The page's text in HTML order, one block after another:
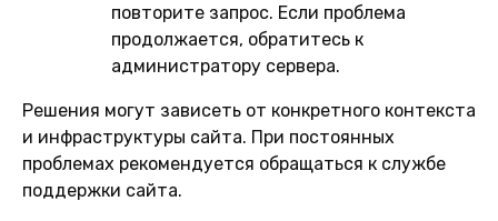
повторите запрос. Если проблема
продолжается, обратитесь к
администратору сервера.
Решения могут зависеть от конкретного контекста
и инфраструктуры сайта. При постоянных
проблемах рекомендуется обращаться к службе
поддержки сайта.